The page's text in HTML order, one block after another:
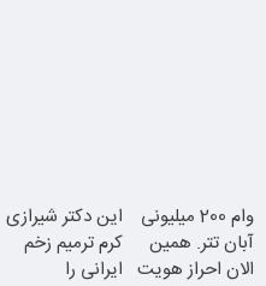
وام 200 میلیونی
آبان تتر. همین
الان احراز هویت
این دکتر شیرازی
کرم ترمیم زخم
ایرانی را